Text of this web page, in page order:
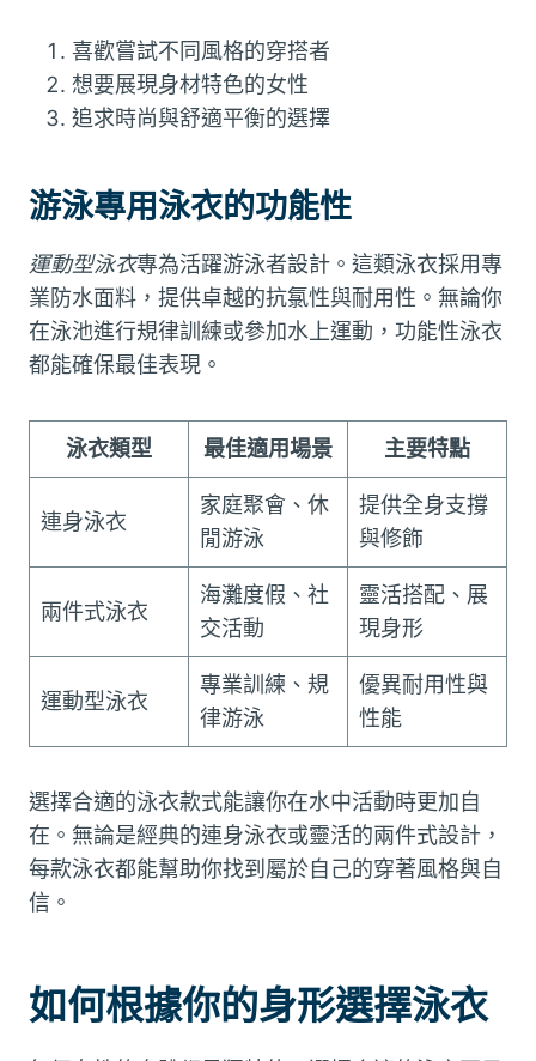
喜歡嘗試不同風格的穿搭者
想要展現身材特色的女性
追求時尚與舒適平衡的選擇
游泳專用泳衣的功能性
運動型泳衣專為活躍游泳者設計。這類泳衣採用專
業防水面料，提供卓越的抗氯性與耐用性。無論你
在泳池進行規律訓練或參加水上運動，功能性泳衣
都能確保最佳表現。
泳衣類型 最佳適用場景 主要特點
連身泳衣
家庭聚會、休
閒游泳
提供全身支撐
與修飾
兩件式泳衣
海灘度假、社
交活動
靈活搭配、展
現身形
運動型泳衣
專業訓練、規
律游泳
優異耐用性與
性能
選擇合適的泳衣款式能讓你在水中活動時更加自
在。無論是經典的連身泳衣或靈活的兩件式設計，
每款泳衣都能幫助你找到屬於自己的穿著風格與自
信。
如何根據你的身形選擇泳衣